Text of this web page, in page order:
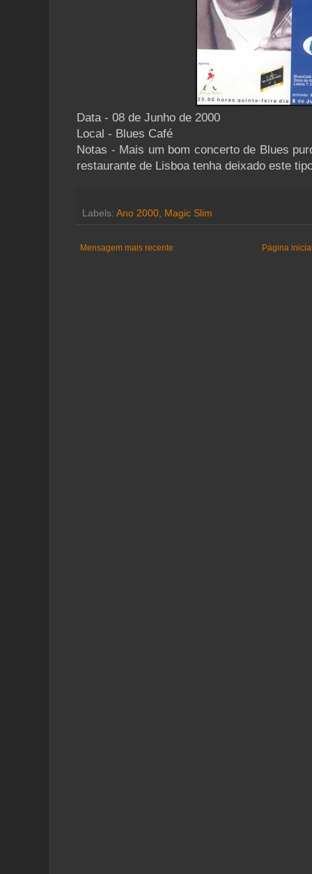
Data - 08 de Junho de 2000
Local - Blues Café
Notas - Mais um bom concerto de Blues
restaurante de Lisboa tenha deixado este
Labels: Ano 2000, Magic Slim
Mensagem mais recente Página